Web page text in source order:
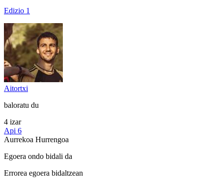
Edizio 1
Aitortxi
baloratu du
4 izar
Api 6
Aurrekoa Hurrengoa
Egoera ondo bidali da
Errorea egoera bidaltzean